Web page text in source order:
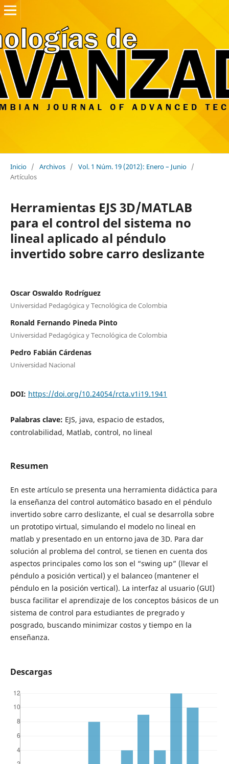
Inicio / Archivos / Vol. 1 Núm. 19 (2012): Enero – Junio /
Artículos
Herramientas EJS 3D/MATLAB
para el control del sistema no
lineal aplicado al péndulo
invertido sobre carro deslizante
Oscar Oswaldo Rodríguez
Universidad Pedagógica y Tecnológica de Colombia
Ronald Fernando Pineda Pinto
Universidad Pedagógica y Tecnológica de Colombia
Pedro Fabián Cárdenas
Universidad Nacional
DOI: https://doi.org/10.24054/rcta.v1i19.1941
Palabras clave: EJS, java, espacio de estados,
controlabilidad, Matlab, control, no lineal
Resumen
En este artículo se presenta una herramienta didáctica para
la enseñanza del control automático basado en el péndulo
invertido sobre carro deslizante, el cual se desarrolla sobre
un prototipo virtual, simulando el modelo no lineal en
matlab y presentado en un entorno java de 3D. Para dar
solución al problema del control, se tienen en cuenta dos
aspectos principales como los son el “swing up” (llevar el
péndulo a posición vertical) y el balanceo (mantener el
péndulo en la posición vertical). La interfaz al usuario (GUI)
busca facilitar el aprendizaje de los conceptos básicos de un
sistema de control para estudiantes de pregrado y
posgrado, buscando minimizar costos y tiempo en la
enseñanza.
Descargas